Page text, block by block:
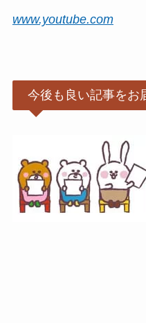
www.youtube.com
今後も良い記事をお